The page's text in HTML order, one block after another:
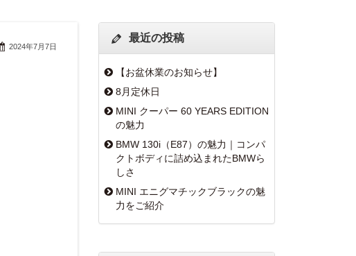
2024年7月7日
最近の投稿
【お盆休業のお知らせ】
8月定休日
MINI クーパー 60 YEARS EDITION
の魅力
BMW 130i（E87）の魅力｜コンパ
クトボディに詰め込まれたBMWら
しさ
MINI エニグマチックブラックの魅
力をご紹介